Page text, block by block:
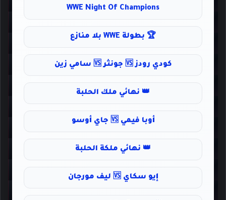
WWE Night Of Champions
🏆 بطولة WWE بلا منازع
كودي رودز 🆚 جونثر 🆚 سامي زين
👑 نهائي ملك الحلبة
أوبا فيمي 🆚 جاي أوسو
👑 نهائي ملكة الحلبة
إيو سكاي 🆚 ليف مورجان